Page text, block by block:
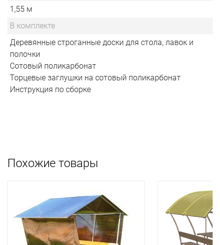
1,55 м
В комплекте
Деревянные строганные доски для стола, лавок и
полочки
Сотовый поликарбонат
Торцевые заглушки на сотовый поликарбонат
Инструкция по сборке
Похожие товары